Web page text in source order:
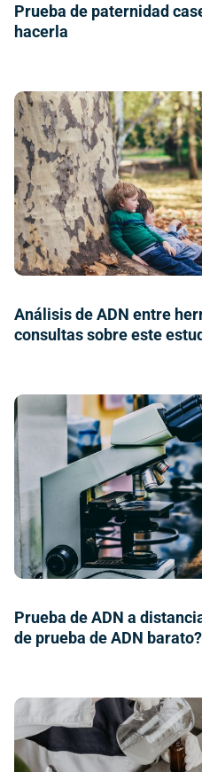
Prueba de paternidad
hacerla
Análisis de ADN entre
consultas sobre este
Prueba de ADN a
de prueba de ADN barato?